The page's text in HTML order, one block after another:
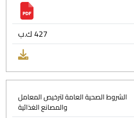
427 ك.ب
الشروط الصحية العامة لترخيص المعامل
والمصانع الغذائية